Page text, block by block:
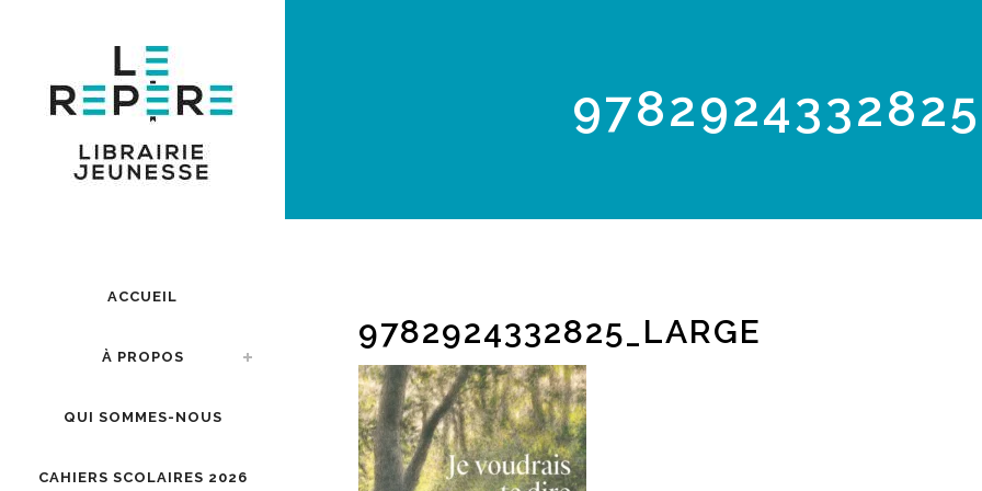
ACCUEIL
À PROPOS
QUI SOMMES-NOUS
CAHIERS SCOLAIRES 2026
9782924332825_LARGE